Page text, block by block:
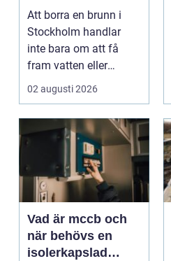
tillgång till vatten
och energi
Att borra en brunn i
Stockholm handlar
inte bara om att få
fram vatten eller
värme. Det är också
02 augusti 2026
Vad är mccb och
när behövs en
isolerkapslad